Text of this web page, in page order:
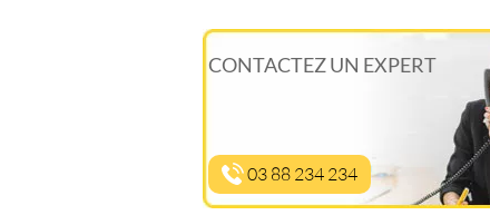
CONTACTEZ UN EXPERT
03 88 234 234